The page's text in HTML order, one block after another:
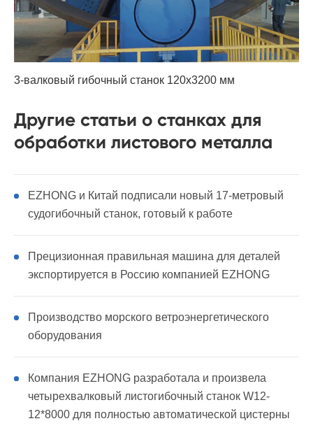
3-валковый гибочный станок 120x3200 мм
Другие статьи о станках для
обработки листового металла
EZHONG и Китай подписали новый 17-метровый
судогибочный станок, готовый к работе
Прецизионная правильная машина для деталей
экспортируется в Россию компанией EZHONG
Производство морского ветроэнергетического
оборудования
Компания EZHONG разработала и произвела
четырехвалковый листогибочный станок W12-
12*8000 для полностью автоматической цистерны